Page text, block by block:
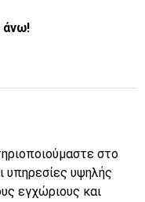
άνω!
στο
υπηρεσίες υψηλής
εγχώριους και